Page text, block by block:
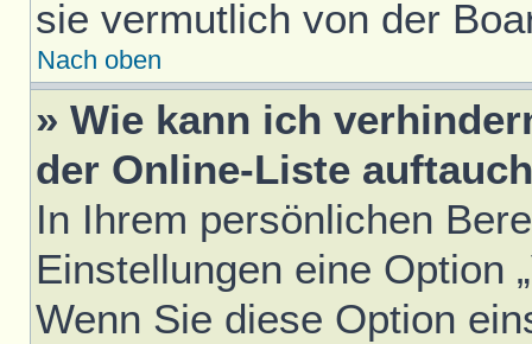
sie vermutlich von der
Nach oben
» Wie kann ich
der Online-Liste
In Ihrem persönlichen
Einstellungen eine Option
Wenn Sie diese Option